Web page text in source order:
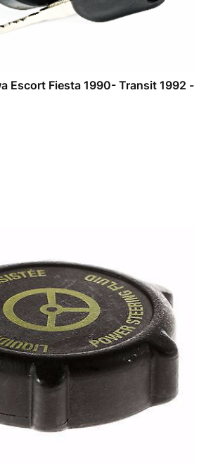
Escort Fiesta 1990- Transit 1992 -